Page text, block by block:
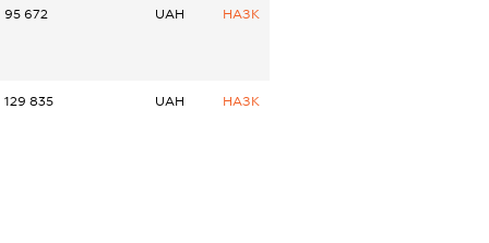
95 672 UAH НАЗК
129 835 UAH НАЗК